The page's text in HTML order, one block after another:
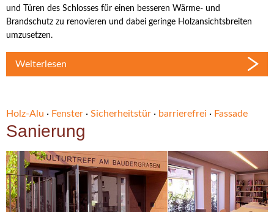
und Türen des Schlosses für einen besseren Wärme- und
Brandschutz zu renovieren und dabei geringe Holzansichtsbreiten
umzusetzen.
Weiterlesen
Holz-Alu · Fenster · Sicherheitstür · barrierefrei · Fassade
Sanierung